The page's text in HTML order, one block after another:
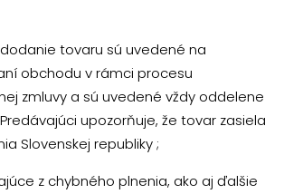
dodanie tovaru sú uvedené na
obchodu v rámci procesu
zmluvy a sú uvedené vždy oddelene
upozorňuje, že tovar zasiela
Slovenskej republiky ;
z chybného plnenia, ako aj ďalšie